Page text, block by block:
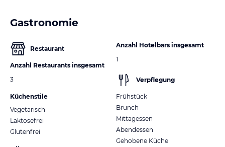
Gastronomie
Restaurant
Anzahl Restaurants insgesamt
3
Küchenstile
Vegetarisch
Laktosefrei
Glutenfrei
Anzahl Hotelbars insgesamt
1
Verpflegung
Frühstück
Brunch
Mittagessen
Abendessen
Gehobene Küche